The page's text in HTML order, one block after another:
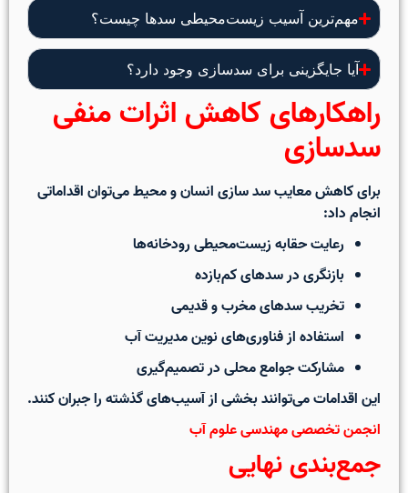
مهم‌ترین آسیب زیست‌محیطی سدها چیست؟
آیا جایگزینی برای سدسازی وجود دارد؟
راهکارهای کاهش اثرات منفی
سدسازی
برای کاهشمعایب سد سازی انسان و محیطمی‌توان اقداماتی
انجام داد:
رعایت حقابه زیست‌محیطی رودخانه‌ها
بازنگری در سدهای کم‌بازده
تخریب سدهای مخرب و قدیمی
استفاده از فناوری‌های نوین مدیریت آب
مشارکت جوامع محلی در تصمیم‌گیری
این اقدامات می‌توانند بخشی از آسیب‌های گذشته را جبران کنند.
انجمن تخصصی مهندسی علوم آب
جمع‌بندی نهایی